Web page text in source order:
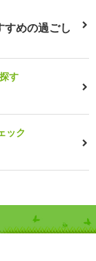
めの過ごし
す
ック